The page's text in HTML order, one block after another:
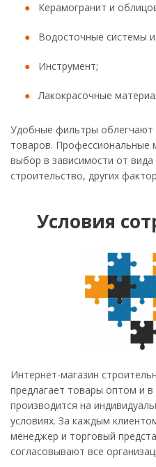
Керамогранит и
Водосточные системы
Инструмент;
Лакокрасочные
Удобные фильтры
товаров. Профессиональные
выбор в зависимости от
строительство, других
Условия
Интернет-магазин
предлагает товары оптом и
производится на
условиях. За каждым
менеджер и торговый
согласовывают все